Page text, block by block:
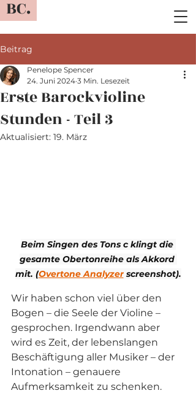
BC.
Beitrag
Erste Barockvioline
Stunden - Teil 3
Penelope Spencer
24. Juni 2024 3 Min. Lesezeit
Aktualisiert: 19. März
Beim Singen des Tons c klingt die
gesamte Obertonreihe als Akkord
mit. (Overtone Analyzer screenshot).
Wir haben schon viel über den
Bogen – die Seele der Violine –
gesprochen. Irgendwann aber
wird es Zeit, der lebenslangen
Beschäftigung aller Musiker – der
Intonation – genauere
Aufmerksamkeit zu schenken.